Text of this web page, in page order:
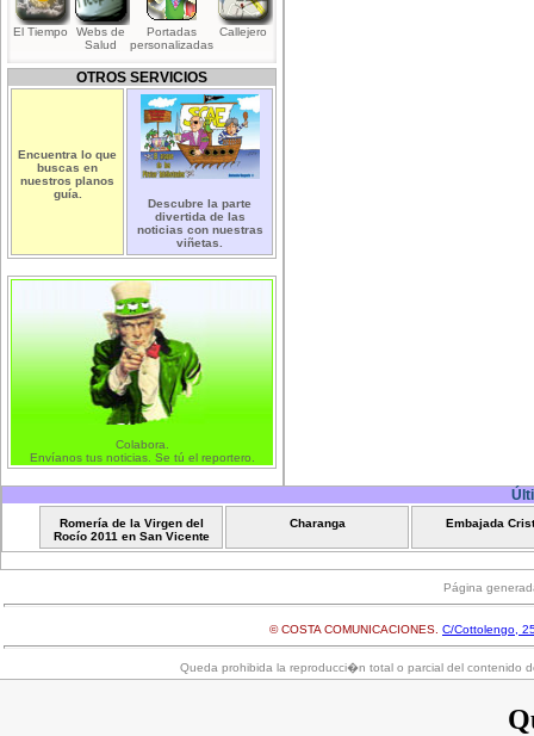
El Tiempo
Webs de
Salud
Portadas
personalizadas
Callejero
OTROS SERVICIOS
Encuentra lo que
buscas en
nuestros planos
guía.
Descubre la parte
divertida de las
noticias con nuestras
viñetas.
Colabora.
Envíanos tus noticias. Se tú el reportero.
Romería de la Virgen del
Rocío 2011 en San Vicente
Charanga Embajada
Página
© COSTA COMUNICACIONES. C/Cottolengo,
Queda prohibida la reproducci�n total o parcial del contenido